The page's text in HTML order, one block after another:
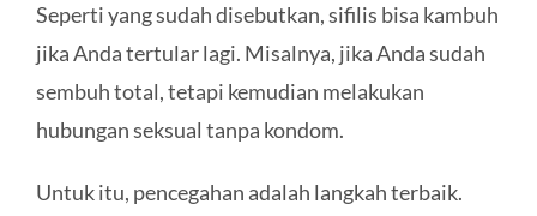
Seperti yang sudah disebutkan, sifilis bisa kambuh
jika Anda tertular lagi. Misalnya, jika Anda sudah
sembuh total, tetapi kemudian melakukan
hubungan seksual tanpa kondom.
Untuk itu, pencegahan adalah langkah terbaik.